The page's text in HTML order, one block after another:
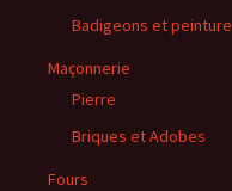
Badigeons et peinture
Maçonnerie
Pierre
Briques et Adobes
Fours